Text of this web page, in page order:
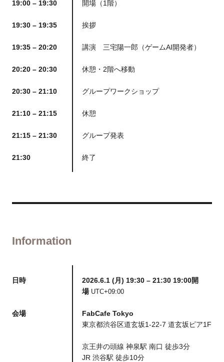
19:00 – 19:30 開場（1階）
19:30 – 19:35 挨拶
19:35 – 20:20 講演 三宅陽一郎（ゲームAI開発者）
20:20 – 20:30 休憩・2階へ移動
20:30 – 21:10 グループワークショップ
21:10 – 21:15 休憩
21:15 – 21:30 グループ発表
21:30 終了
Information
日時
2026.6.1 (月) 19:30 – 21:30 19:00開
場UTC+09:00
会場
FabCafe Tokyo
東京都渋谷区道玄坂1-22-7 道玄坂ピア1F
京王井の頭線 神泉駅 南口 徒歩3分
JR 渋谷駅 徒歩10分